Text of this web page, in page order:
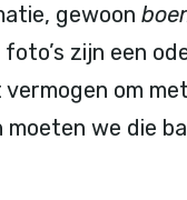
gewoon
zijn een
om
moeten we die